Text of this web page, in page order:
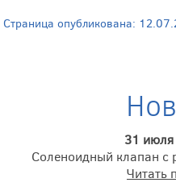
Страница опубликована:
31 июля
Соленоидный клапан с
Читать